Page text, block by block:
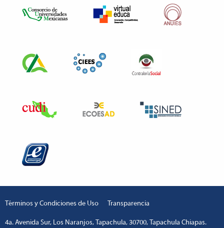
Términos y Condiciones de Uso Transparencia
4a. Avenida Sur, Los Naranjos, Tapachula, 30700, Tapachula Chiapas.